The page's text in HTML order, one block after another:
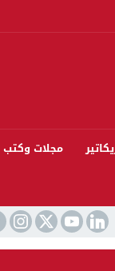
مجلات وكتب